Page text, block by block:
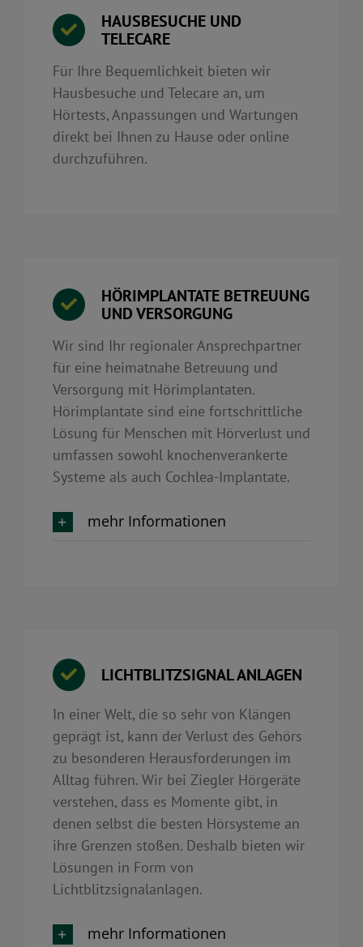
HAUSBESUCHE UND
TELECARE
Für Ihre Bequemlichkeit bieten wir
Hausbesuche und Telecare an, um
Hörtests, Anpassungen und Wartungen
direkt bei Ihnen zu Hause oder online
durchzuführen.
HÖRIMPLANTATE BETREUUNG
UND VERSORGUNG
Wir sind Ihr regionaler Ansprechpartner
für eine heimatnahe Betreuung und
Versorgung mit Hörimplantaten.
Hörimplantate sind eine fortschrittliche
Lösung für Menschen mit Hörverlust und
umfassen sowohl knochenverankerte
Systeme als auch Cochlea-Implantate.
mehr Informationen
LICHTBLITZSIGNAL ANLAGEN
In einer Welt, die so sehr von Klängen
geprägt ist, kann der Verlust des Gehörs
zu besonderen Herausforderungen im
Alltag führen. Wir bei Ziegler Hörgeräte
verstehen, dass es Momente gibt, in
denen selbst die besten Hörsysteme an
ihre Grenzen stoßen. Deshalb bieten wir
Lösungen in Form von
Lichtblitzsignalanlagen.
mehr Informationen